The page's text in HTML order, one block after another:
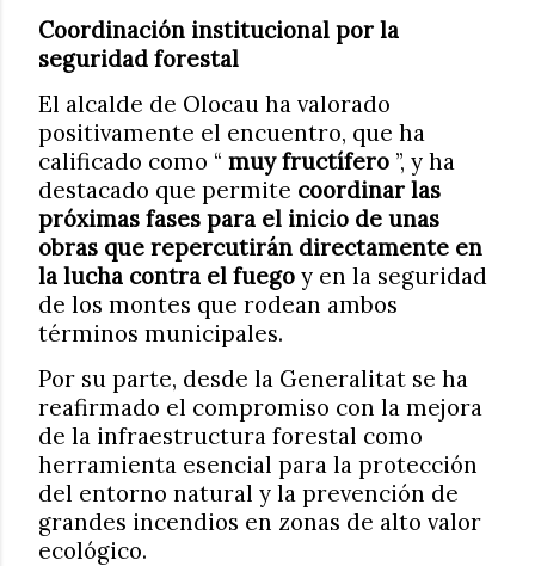
Coordinación institucional por la
seguridad forestal
El alcalde de Olocau ha valorado
positivamente el encuentro, que ha
calificado como “ muy fructífero ”, y ha
destacado que permite coordinar las
próximas fases para el inicio de unas
obras que repercutirán directamente en
la lucha contra el fuego y en la seguridad
de los montes que rodean ambos
términos municipales.
Por su parte, desde la Generalitat se ha
reafirmado el compromiso con la mejora
de la infraestructura forestal como
herramienta esencial para la protección
del entorno natural y la prevención de
grandes incendios en zonas de alto valor
ecológico.